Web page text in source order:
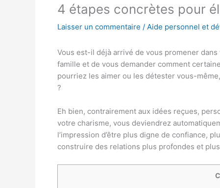
4 étapes concrètes pour
Laisser un commentaire / Aide personnel et
Vous est-il déjà arrivé de vous promener
famille et de vous demander comment
pourriez les aimer ou les détester vous-
?
Eh bien, contrairement aux idées reçues,
votre charisme, vous deviendrez
l’impression d’être plus digne de confiance,
construire des relations plus profondes et